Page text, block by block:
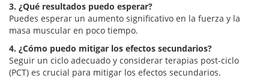
3. ¿Qué resultados puedo esperar?
Puedes esperar un aumento significativo en la fuerza y la
masa muscular en poco tiempo.
4. ¿Cómo puedo mitigar los efectos secundarios?
Seguir un ciclo adecuado y considerar terapias post-ciclo
(PCT) es crucial para mitigar los efectos secundarios.